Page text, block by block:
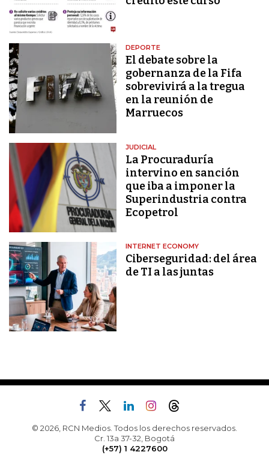
DEPORTE
El debate sobre la
gobernanza de la Fifa
sobrevivirá a la tregua
en la reunión de
Marruecos
JUDICIAL
La Procuraduría
intervino en sanción
que iba a imponer la
Superindustria contra
Ecopetrol
INTERNET ECONOMY
Ciberseguridad: del área
de TI a las juntas
© 2026, RCN Medios. Todos los derechos reservados.
Cr. 13a 37-32, Bogotá
(+57) 1 4227600